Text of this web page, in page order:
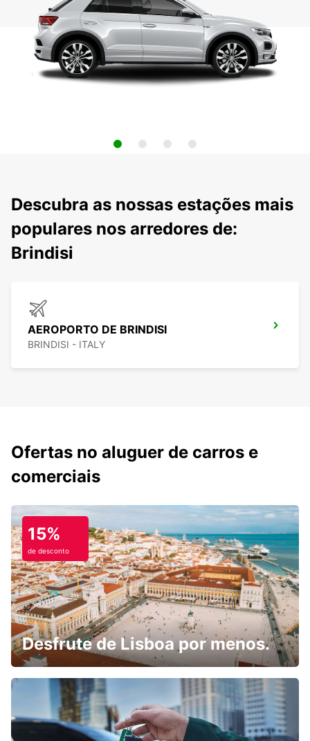
Descubra as nossas estações mais
populares nos arredores de:
Brindisi
AEROPORTO DE BRINDISI
BRINDISI - ITALY
Ofertas no aluguer de carros e
comerciais
15%
de desconto
Desfrute de Lisboa por menos.